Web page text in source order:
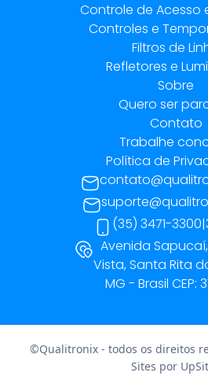
Controle de Acesso
Controles e
Filtros de
Refletores e
Sobre
Quero ser
Contato
Trabalhe
Política de
(35) 3471-3300|
Avenida
Vista, Santa Rita
MG - Brasil CEP:
©Qualitronix - todos os direitos
Sites por